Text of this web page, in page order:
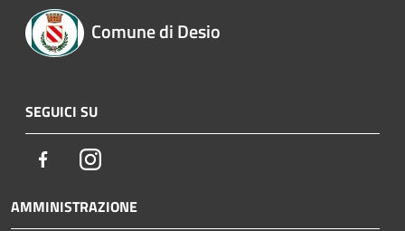
Comune di Desio
SEGUICI SU
FacebookInstagram
AMMINISTRAZIONE